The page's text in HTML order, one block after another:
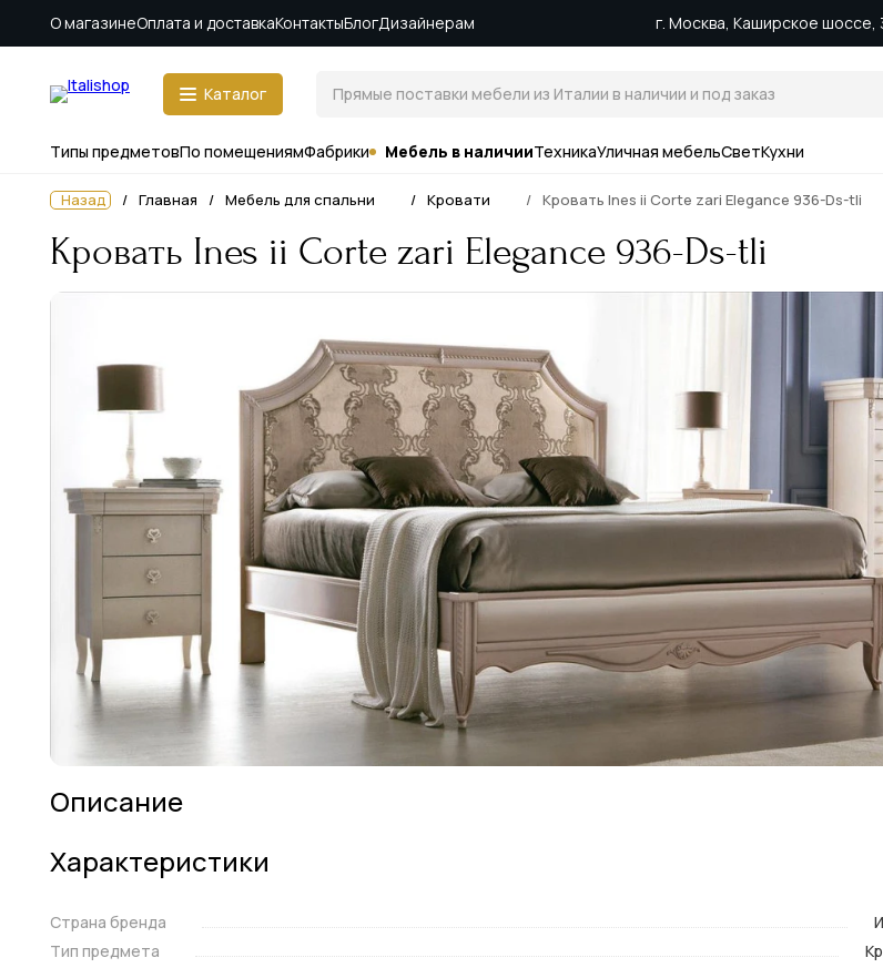
О магазинеОплата и доставкаКонтактыБлогДизайнерам г. Москва, Каширское шоссе,
Каталог
Типы предметовПо помещениямФабрики Мебель в наличииТехникаУличная мебельСветКухни
Назад Главная Мебель для спальни Кровати Кровать Ines ii Corte zari Elegance 936-Ds-tli
Кровать Ines ii Corte zari Elegance 936-Ds-tli
Описание
Характеристики
Страна бренда
Тип предмета